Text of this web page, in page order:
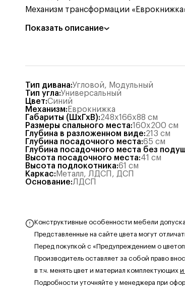
Механизм трансформации
Показать описание
Тип дивана:Угловой, Модульный
Тип угла:Универсальный
Цвет:Синий
Механизм: Еврокнижка
Габариты (ШхГхВ):248x166x88 см
Размеры спального места:160x200 см
Глубина в разложенном виде:213 см
Глубина посадочного места:65 см
Глубина посадочного места без
Высота посадочного места:41 см
Высота подлокотника:61 см
Каркас: Металл, ЛДСП , ДСП
Основание:ЛДСП
Конструктивные особенности мебели
Представленные на сайте цвета могут
Перед покупкой с «Предупреждением о
Производитель оставляет за собой право
в т.ч. менять цвет и материал комплектующих и
Подробности уточняйте у менеджера при